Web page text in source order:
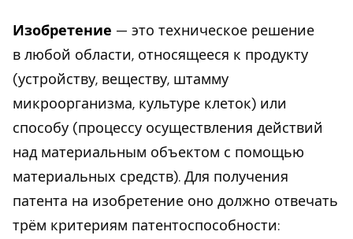
Изобретение — это техническое решение
в любой области, относящееся к продукту
(устройству, веществу, штамму
микроорганизма, культуре клеток) или
способу (процессу осуществления действий
над материальным объектом с помощью
материальных средств). Для получения
патента на изобретение оно должно отвечать
трём критериям патентоспособности: